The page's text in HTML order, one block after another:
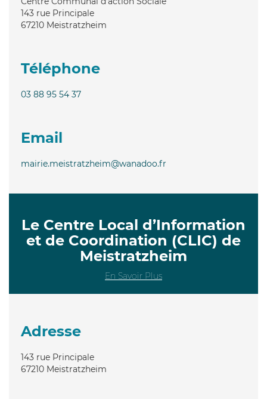
143 rue Principale
67210 Meistratzheim
Téléphone
03 88 95 54 37
Email
mairie.meistratzheim@wanadoo.fr
Le Centre Local d’Information
et de Coordination (CLIC) de
Meistratzheim
En Savoir Plus
Adresse
143 rue Principale
67210 Meistratzheim